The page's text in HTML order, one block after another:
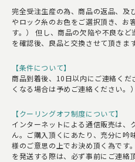
完全受注生産の為、商品の返品、及
やロック糸のお色をご選択頂き、お
す。） 但し、商品の欠陥や不良な
を確認後、良品と交換させて頂きます
【条件について】
商品到着後、10日以内にご連絡く
くなる場合は予めご連絡ください。
【クーリングオフ制度について】
インターネットによる通信販売は、
ん。ご購入頂くにあたり、充分に吟
様のご意思の上でお決め頂く為で
を発送する際は、必ず事前にご連絡